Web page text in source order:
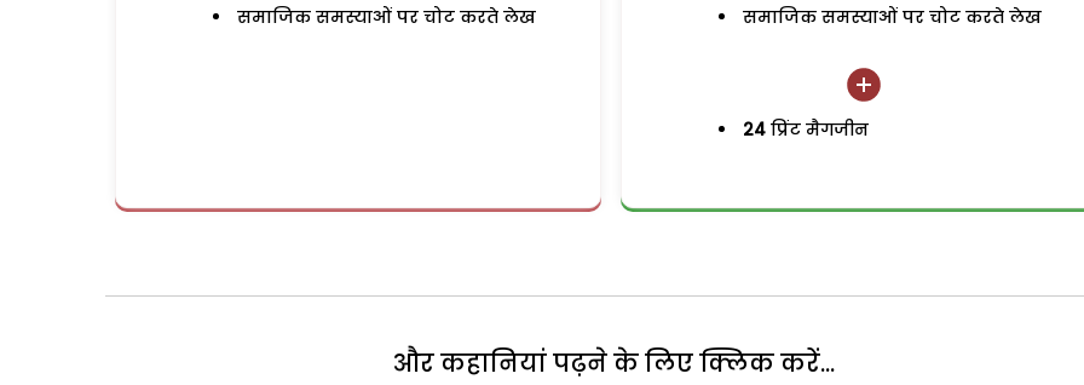
समाजिक समस्याओं पर चोट करते लेख समाजिक समस्याओं पर चोट करते लेख
24 प्रिंट मैगजीन
और कहानियां पढ़ने के लिए क्लिक करें...